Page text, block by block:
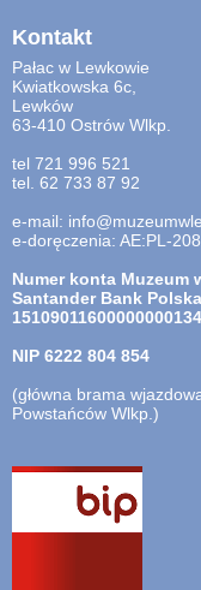
Kontakt
Pałac w Lewkowie
Kwiatkowska 6c,
Lewków
63-410 Ostrów Wlkp.
tel 721 996 521
tel. 62 733 87 92
e-mail:
e-doręczenia: AE:PL-
Numer konta Muzeum
Santander Bank Polska
NIP 6222 804 854
(główna brama
Powstańców Wlkp.)
otwiera
nowej